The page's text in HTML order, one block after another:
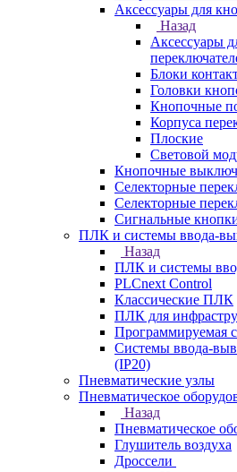
Аксессуары для
Назад
Аксессуары
Блоки
Головки
Кнопочные
Корпуса
Плоские
Световой
Кнопочные
Селекторные
Селекторные
Сигнальные
ПЛК и системы ввода-
Назад
ПЛК и системы
PLCnext Control
Классические ПЛК
ПЛК для
Программируемая
Системы ввода-
(IP20)
Пневматические узлы
Пневматическое
Назад
Пневматическое
Глушитель воздуха
Дроссели